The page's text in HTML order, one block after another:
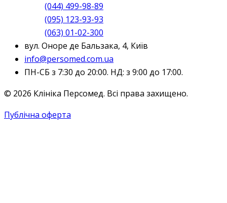
(044) 499-98-89
(095) 123-93-93
(063) 01-02-300
вул. Оноре де Бальзака, 4, Київ
info@persomed.com.ua
ПН-СБ з 7:30 до 20:00. НД: з 9:00 до 17:00.
© 2026 Клініка Персомед. Всі права захищено.
Публічна оферта